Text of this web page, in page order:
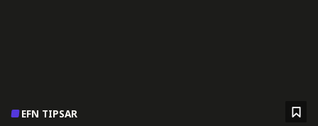
EFN TIPSAR